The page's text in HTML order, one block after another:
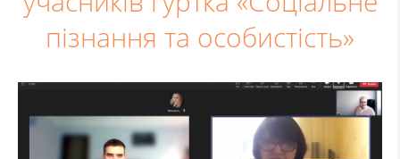
пізнання та особистість»